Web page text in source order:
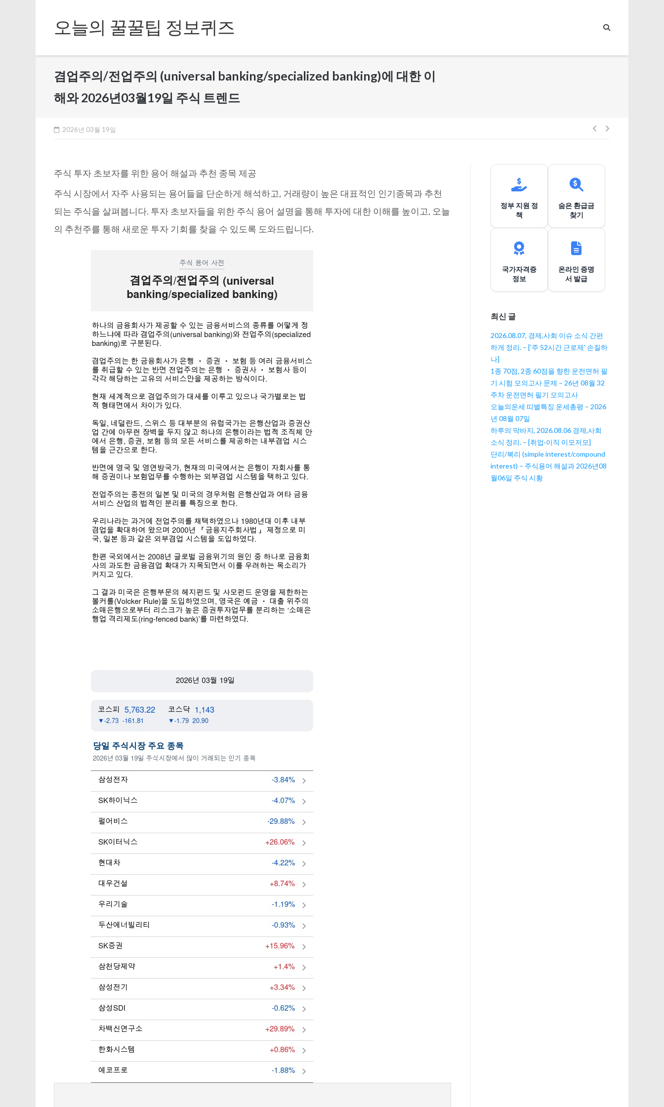
content오늘의 꿀꿀팁 정보퀴즈
겸업주의/전업주의 (universal banking/specialized banking)에 대한 이
해와 2026년03월19일 주식 트렌드
2026년 03월 19일
글
게
이
주식 투자 초보자를 위한 용어 해설과 추천 종목 제공
주식 시장에서 자주 사용되는 용어들을 단순하게 해석하고, 거래량이 높은 대표적인 인기종목과 추천
되는 주식을 살펴봅니다. 투자 초보자들을 위한 주식 용어 설명을 통해 투자에 대한 이해를 높이고, 오늘
의 추천주를 통해 새로운 투자 기회를 찾을 수 있도록 도와드립니다.
정부 지원 정
책
숨은 환급금
찾기
국가자격증
정보
온라인 증명
서 발급
최신 글
2026.08.07, 경제,사회 이슈 소식 간편
하게 정리. – ['주 52시간 근로제' 손질하
나]
1종 70점, 2종 60점을 향한 운전면허 필
기 시험 모의고사 문제 – 26년 08월 32
주차 운전면허 필기 모의고사
오늘의운세 띠별특징 운세총평 – 2026
년 08월 07일
하루의 막바지, 2026.08.06 경제,사회
소식 정리. – [취업·이직 이모저모]
단리/복리 (simple interest/compound
interest) – 주식용어 해설과 2026년08
월06일 주식 시황